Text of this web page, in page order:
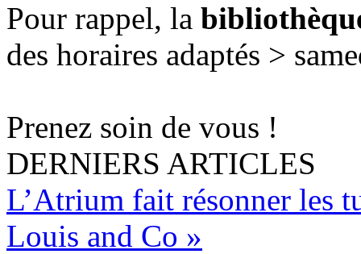
Pour rappel, la
des horaires adaptés >
Prenez soin de vous !
DERNIERS ARTICLES
L’Atrium fait résonner les
Louis and Co »